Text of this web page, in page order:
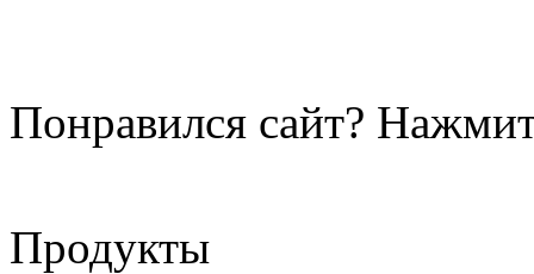
Понравился сайт?
Продукты